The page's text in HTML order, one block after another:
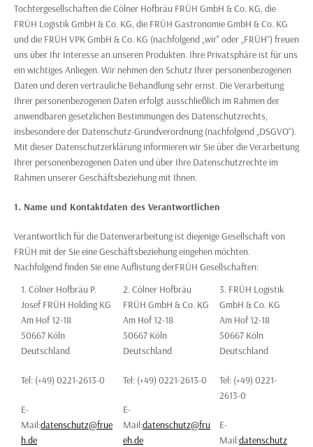
Tochtergesellschaften die Cölner Hofbräu FRÜH GmbH & Co. KG, die
FRÜH Logistik GmbH & Co. KG, die FRÜH Gastronomie GmbH & Co. KG
und die FRÜH VPK GmbH & Co. KG (nachfolgend „wir" oder „FRÜH“) freuen
uns über Ihr Interesse an unseren Produkten. Ihre Privatsphäre ist für uns
ein wichtiges Anliegen. Wir nehmen den Schutz Ihrer personenbezogenen
Daten und deren vertrauliche Behandlung sehr ernst. Die Verarbeitung
Ihrer personenbezogenen Daten erfolgt ausschließlich im Rahmen der
anwendbaren gesetzlichen Bestimmungen des Datenschutzrechts,
insbesondere der Datenschutz-Grundverordnung (nachfolgend „DSGVO“).
Mit dieser Datenschutzerklärung informieren wir Sie über die Verarbeitung
Ihrer personenbezogenen Daten und über Ihre Datenschutzrechte im
Rahmen unserer Geschäftsbeziehung mit Ihnen.
1. Name und Kontaktdaten des Verantwortlichen
Verantwortlich für die Datenverarbeitung ist diejenige Gesellschaft von
FRÜH mit der Sie eine Geschäftsbeziehung eingehen möchten.
Nachfolgend finden Sie eine Auflistung derFRÜH Gesellschaften:
1. Cölner Hofbräu P.
Josef FRÜH Holding KG
Am Hof 12-18
50667 Köln
Deutschland
Tel: (+49) 0221-2613-0
E-
Mail:datenschutz@frue
h.de
2. Cölner Hofbräu
FRÜH GmbH & Co. KG
Am Hof 12-18
50667 Köln
Deutschland
Tel: (+49) 0221-2613-0
E-
Mail:datenschutz@fru
eh.de
3. FRÜH Logistik
GmbH & Co. KG
Am Hof 12-18
50667 Köln
Deutschland
Tel: (+49) 0221-
2613-0
E-
Mail:datenschutz